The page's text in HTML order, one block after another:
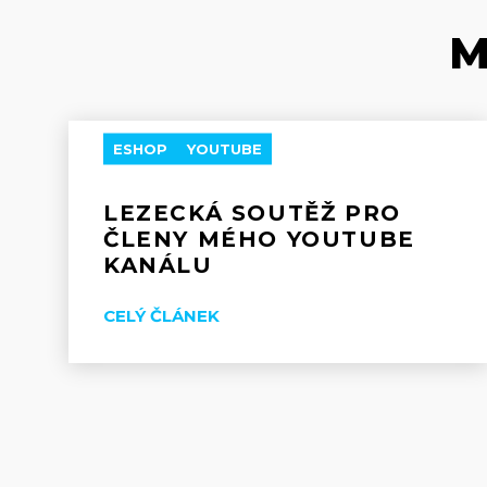
ESHOP YOUTUBE
LEZECKÁ SOUTĚŽ PRO
ČLENY MÉHO YOUTUBE
KANÁLU
CELÝ ČLÁNEK